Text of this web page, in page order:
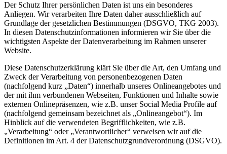
Der Schutz Ihrer persönlichen Daten ist uns ein besonderes
Anliegen. Wir verarbeiten Ihre Daten daher ausschließlich auf
Grundlage der gesetzlichen Bestimmungen (DSGVO, TKG 2003).
In diesen Datenschutzinformationen informieren wir Sie über die
wichtigsten Aspekte der Datenverarbeitung im Rahmen unserer
Website.
Diese Datenschutzerklärung klärt Sie über die Art, den Umfang und
Zweck der Verarbeitung von personenbezogenen Daten
(nachfolgend kurz „Daten“) innerhalb unseres Onlineangebotes und
der mit ihm verbundenen Webseiten, Funktionen und Inhalte sowie
externen Onlinepräsenzen, wie z.B. unser Social Media Profile auf
(nachfolgend gemeinsam bezeichnet als „Onlineangebot“). Im
Hinblick auf die verwendeten Begrifflichkeiten, wie z.B.
„Verarbeitung“ oder „Verantwortlicher“ verweisen wir auf die
Definitionen im Art. 4 der Datenschutzgrundverordnung (DSGVO).